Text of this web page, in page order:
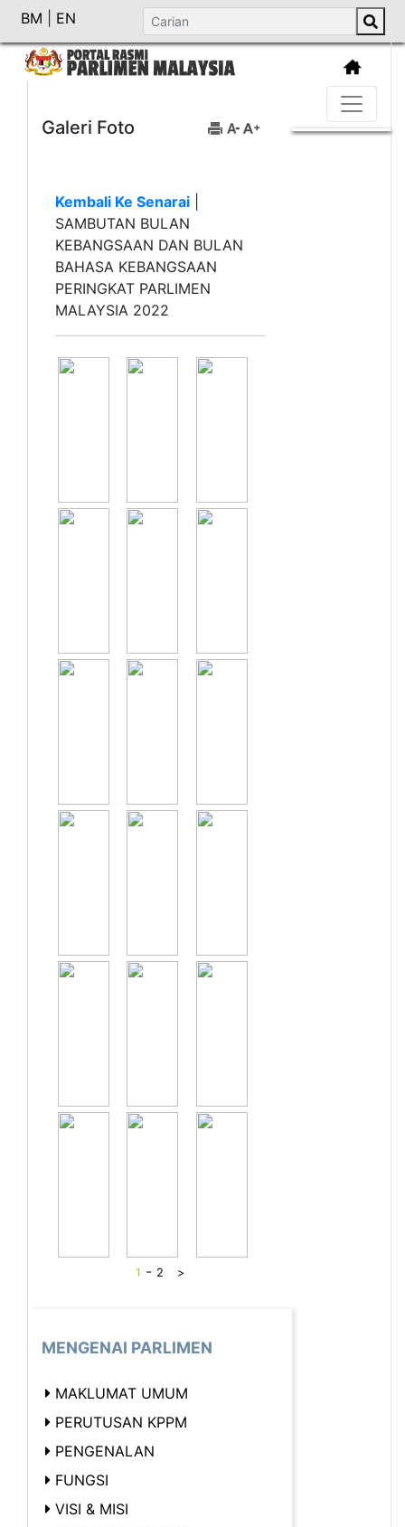
BM EN
Galeri Foto
Kembali Ke Senarai
SAMBUTAN BULAN
KEBANGSAAN DAN BULAN
BAHASA KEBANGSAAN
PERINGKAT PARLIMEN
MALAYSIA 2022
1 - 2 >
MENGENAI PARLIMEN
MAKLUMAT UMUM
PERUTUSAN KPPM
PENGENALAN
FUNGSI
VISI & MISI